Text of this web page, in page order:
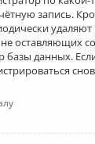
запись.
удаляют
оставляющих
данных.